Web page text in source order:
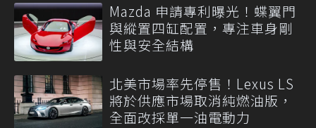
Mazda 申請專利曝光！蝶翼門
與縱置四缸配置，專注車身剛
性與安全結構
北美市場率先停售！Lexus LS
將於供應市場取消純燃油版，
全面改採單一油電動力